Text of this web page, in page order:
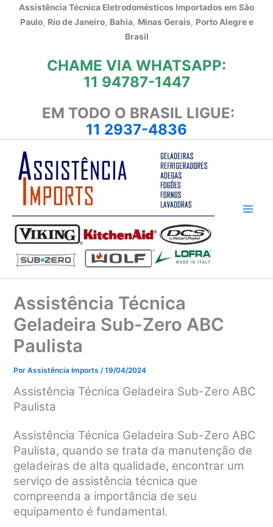
Assistência Técnica Eletrodomésticos Importados em São
Paulo, Rio de Janeiro, Bahia, Minas Gerais, Porto Alegre e
Brasil
CHAME VIA WHATSAPP:
11 94787-1447
EM TODO O BRASIL LIGUE:
11 2937-4836
Assistência Técnica
Geladeira Sub-Zero ABC
Paulista
PorAssistência Imports/19/04/2024
Assistência Técnica Geladeira Sub-Zero ABC
Paulista
Assistência Técnica Geladeira Sub-Zero ABC
Paulista, quando se trata da manutenção de
geladeiras de alta qualidade, encontrar um
serviço de assistência técnica que
compreenda a importância de seu
equipamento é fundamental.